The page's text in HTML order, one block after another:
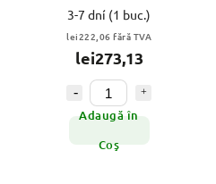
3-7 dní (1 buc.)
lei222,06 fără TVA
lei273,13
Adaugă în
Coş